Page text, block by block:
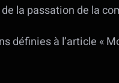
la passation de la
définies à l’article «